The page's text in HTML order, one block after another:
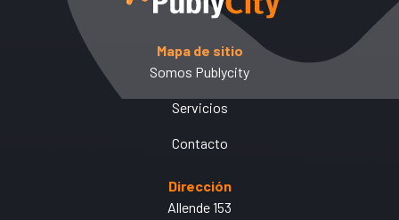
Dirección
Allende 153
Mapa de sitio
Somos Publycity
Servicios
Contacto